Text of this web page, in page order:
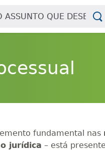
fundamental nas
jurídica – está